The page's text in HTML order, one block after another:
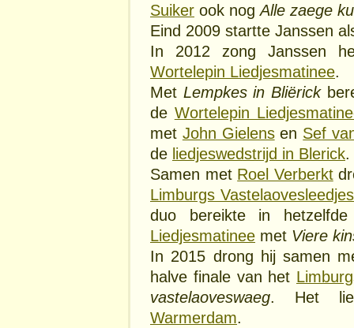
Suiker ook nogAlle zaege
Eind 2009 startte Janssen
In 2012 zong Janssen
Wortelepin Liedjesmatinee.
Met Lempkes in Bliërick
de Wortelepin
met John Gielensen Sef
de liedjeswedstrijd in Blerick.
Samen met Roel Verberkt
Limburgs
duo bereikte in
Liedjesmatinee met Viere
In 2015 drong hij samen
halve finale van het
vastelaoveswaeg. Het
Warmerdam.